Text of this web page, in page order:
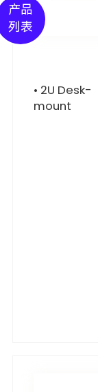
• 2U Desk-
mount
产品
列表